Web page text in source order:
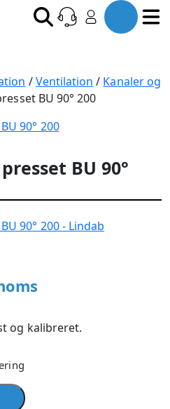
/Ventilation / Kanaler og
BU 90° 200
BU 90°
og kalibreret.